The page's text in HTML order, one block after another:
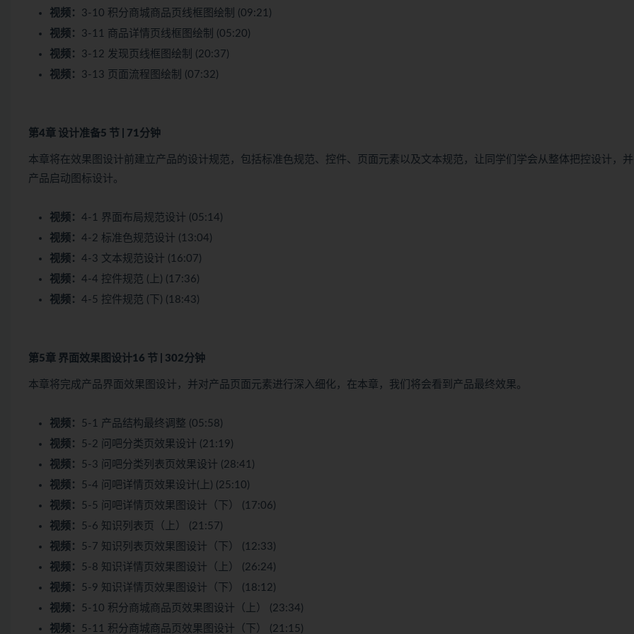
视频： 3-10 积分商城商品页线框图绘制 (09:21)
视频： 3-11 商品详情页线框图绘制 (05:20)
视频： 3-12 发现页线框图绘制 (20:37)
视频： 3-13 页面流程图绘制 (07:32)
第4章 设计准备5 节 | 71分钟
本章将在效果图设计前建立产品的设计规范，包括标准色规范、控件、页面元素以及文本规范，让同学们学会从整体把控设计，
产品启动图标设计。
视频： 4-1 界面布局规范设计 (05:14)
视频： 4-2 标准色规范设计 (13:04)
视频： 4-3 文本规范设计 (16:07)
视频： 4-4 控件规范 (上) (17:36)
视频： 4-5 控件规范 (下) (18:43)
第5章 界面效果图设计16 节 | 302分钟
本章将完成产品界面效果图设计，并对产品页面元素进行深入细化，在本章，我们将会看到产品最终效果。
视频： 5-1 产品结构最终调整 (05:58)
视频： 5-2 问吧分类页效果设计 (21:19)
视频： 5-3 问吧分类列表页效果设计 (28:41)
视频： 5-4 问吧详情页效果设计(上) (25:10)
视频： 5-5 问吧详情页效果图设计（下） (17:06)
视频： 5-6 知识列表页（上） (21:57)
视频： 5-7 知识列表页效果图设计（下） (12:33)
视频： 5-8 知识详情页效果图设计（上） (26:24)
视频： 5-9 知识详情页效果图设计（下） (18:12)
视频： 5-10 积分商城商品页效果图设计（上） (23:34)
视频： 5-11 积分商城商品页效果图设计（下） (21:15)